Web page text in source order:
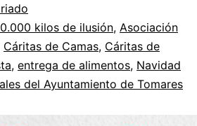
kilos de ilusión, Asociación
Cáritas de Camas, Cáritas de
, entrega de alimentos, Navidad
del Ayuntamiento de Tomares